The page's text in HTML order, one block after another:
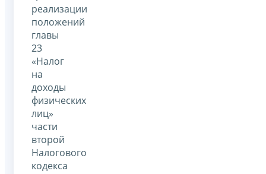
реализации
положений
главы
23
«Налог
на
доходы
физических
лиц»
части
второй
Налогового
кодекса